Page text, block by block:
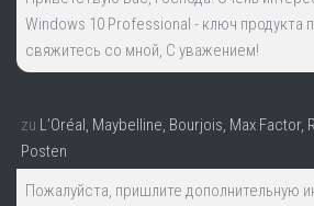
Windows 10 Professional - ключ продукта
свяжитесь со мной, С уважением!
zu L’Oréal, Maybelline, Bourjois, Max Factor,
Posten
Пожалуйста, пришлите дополнительную